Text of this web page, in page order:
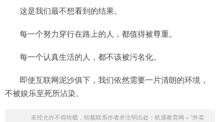
这是我们最不想看到的结果。
每一个努力穿行在路上的人，都值得被尊重。
每一个认真生活的人，都不该被污名化。
即使互联网泥沙俱下，我们依然需要一片清朗的环境，
不被娱乐至死所沾染。
未经允许不得转载，转载联系作者并注明出处： 机遇教育网 » “外卖